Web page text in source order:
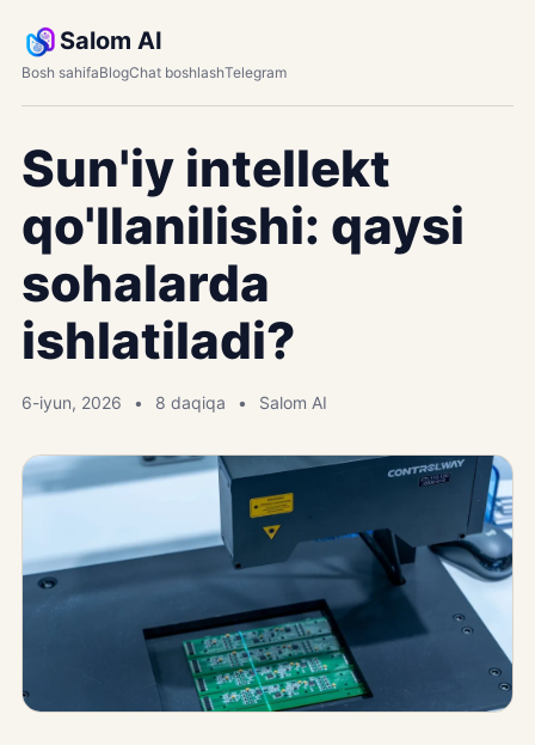
Salom AI
Bosh sahifaBlogChat boshlashTelegram
Sun'iy intellekt
qo'llanilishi: qaysi
sohalarda
ishlatiladi?
6-iyun, 2026 8 daqiqa Salom AI